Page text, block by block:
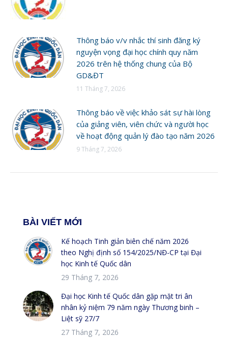
Thông báo v/v nhắc thí sinh đăng ký
nguyện vọng đại học chính quy năm
2026 trên hệ thống chung của Bộ
GD&ĐT
11 Tháng 7, 2026
Thông báo về việc khảo sát sự hài lòng
của giảng viên, viên chức và người học
về hoạt động quản lý đào tạo năm 2026
9 Tháng 7, 2026
BÀI VIẾT MỚI
Kế hoạch Tinh giản biên chế năm 2026
theo Nghị định số 154/2025/NĐ-CP tại Đại
học Kinh tế Quốc dân
29 Tháng 7, 2026
Đại học Kinh tế Quốc dân gặp mặt tri ân
nhân kỷ niệm 79 năm ngày Thương binh –
Liệt sỹ 27/7
27 Tháng 7, 2026